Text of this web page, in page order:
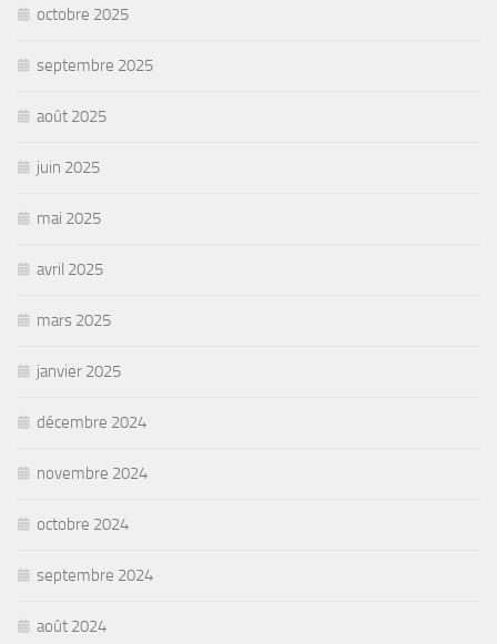
octobre 2025
septembre 2025
août 2025
juin 2025
mai 2025
avril 2025
mars 2025
janvier 2025
décembre 2024
novembre 2024
octobre 2024
septembre 2024
août 2024